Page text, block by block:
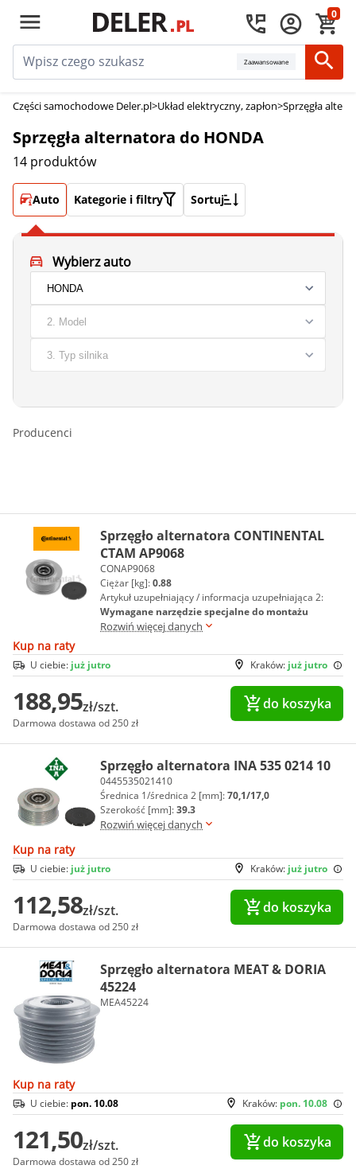
0
Zaawansowane
Części samochodowe Deler.pl>Układ elektryczny, zapłon>Sprzęgła
Sprzęgła alternatora do HONDA
14 produktów
Auto Kategorie i filtry Sortuj
Wybierz auto
Producenci
Sprzęgło alternatora CONTINENTAL
CTAM AP9068
CONAP9068
Ciężar [kg]:0.88
Artykuł uzupełniający / informacja uzupełniająca 2:
Wymagane narzędzie specjalne do montażu
Rozwiń więcej danych
Kup na raty
Kraków: już jutro
U ciebie: już jutro
188,95zł/szt.
Darmowa dostawa od 250 zł
do koszyka
Sprzęgło alternatora INA 535 0214 10
0445535021410
Średnica 1/średnica 2 [mm]:70,1/17,0
Szerokość [mm]:39.3
Rozwiń więcej danych
Kup na raty
Kraków: już jutro
U ciebie: już jutro
112,58zł/szt.
Darmowa dostawa od 250 zł
do koszyka
Sprzęgło alternatora MEAT & DORIA
45224
MEA45224
Kup na raty
Kraków: pon. 10.08
U ciebie: pon. 10.08
121,50zł/szt.
Darmowa dostawa od 250 zł
do koszyka